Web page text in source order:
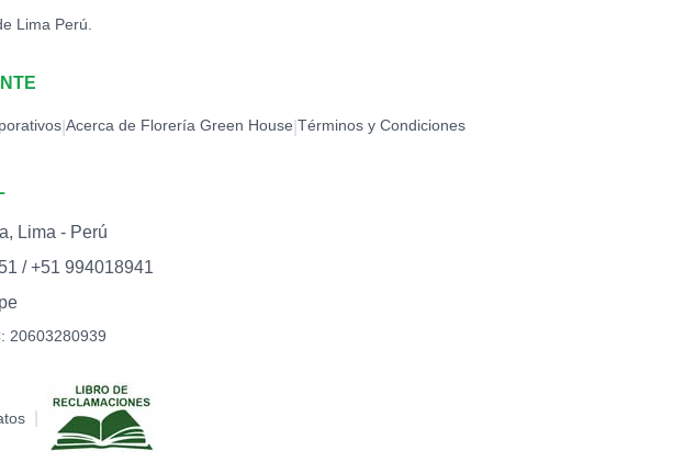
Lima Perú.
Acerca de Florería Green House Términos y Condiciones
Lima - Perú
/ +51 994018941
20603280939